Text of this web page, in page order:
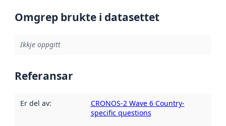
Omgrep brukte i datasettet
Ikkje oppgitt
Referansar
Er del av:
CRONOS-2 Wave 6 Country-
specific questions